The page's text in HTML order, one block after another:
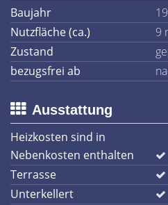
Baujahr
Nutzfläche (ca.)
9
Zustand
bezugsfrei ab
Ausstattung
Heizkosten sind in
Nebenkosten enthalten
Terrasse
Unterkellert